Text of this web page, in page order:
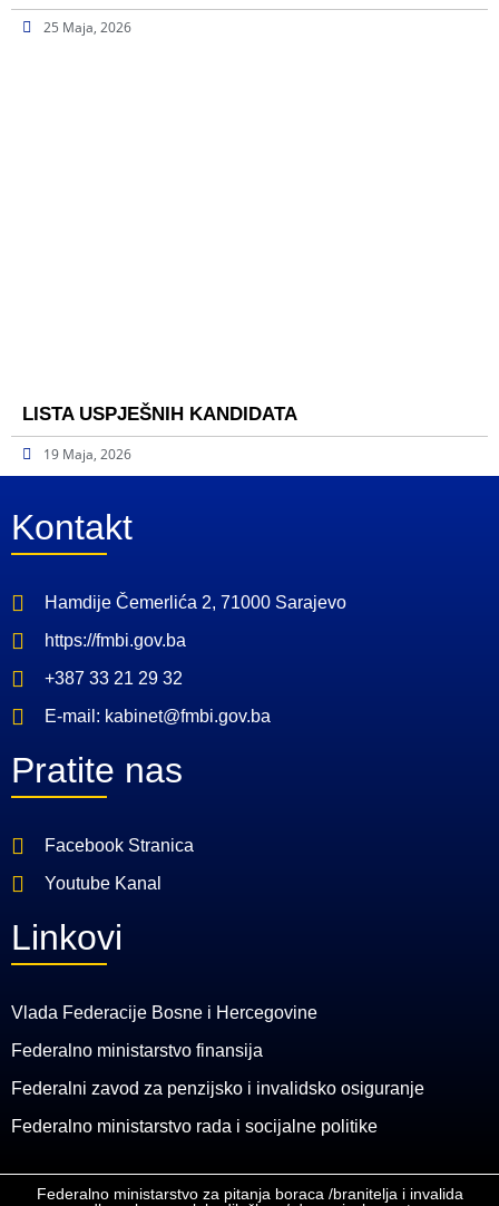
25 Maja, 2026
LISTA USPJEŠNIH KANDIDATA
19 Maja, 2026
Kontakt
Hamdije Čemerlića 2, 71000 Sarajevo
https://fmbi.gov.ba
+387 33 21 29 32
E-mail: kabinet@fmbi.gov.ba
Pratite nas
Facebook Stranica
Youtube Kanal
Linkovi
Vlada Federacije Bosne i Hercegovine
Federalno ministarstvo finansija
Federalni zavod za penzijsko i invalidsko osiguranje
Federalno ministarstvo rada i socijalne politike
Federalno ministarstvo za pitanja boraca /branitelja i invalida